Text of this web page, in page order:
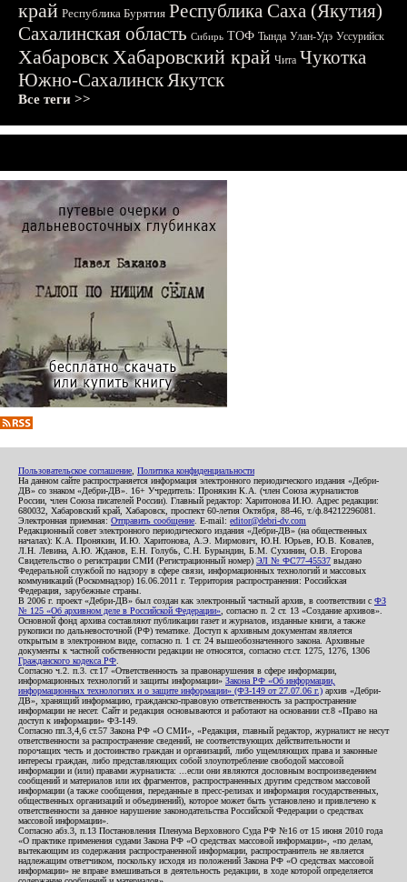
край Республика Бурятия Республика Саха (Якутия)
Сахалинская область Сибирь ТОФ Тында Улан-Удэ Уссурийск
ХабаровскХабаровский край Чита Чукотка
Южно-СахалинскЯкутск
Все теги >>
Пользовательское соглашение Политика конфиденциальности
На данном сайте распространяется информация электронного периодического издания «Дебри-
ДВ» со знаком «Дебри-ДВ». 16+ Учредитель: Пронякин К.А. (член Союза журналистов
России, член Союза писателей России). Главный редактор: Харитонова И.Ю. Адрес редакции:
680032, Хабаровский край, Хабаровск, проспект 60-летия Октября, 88-46, т./ф.84212296081.
Электронная приемная: Отправить сообщение . E-mail: editor@debri-dv.com
Редакционный совет электронного периодического издания «Дебри-ДВ» (на общественных
началах): К.А. Пронякин, И.Ю. Харитонова, А.Э. Мирмович, Ю.Н. Юрьев, Ю.В. Ковалев,
Л.Н. Левина, А.Ю. Жданов, Е.Н. Голубь, С.Н. Бурындин, Б.М. Сухинин, О.В. Егорова
Свидетельство о регистрации СМИ (Регистрационный номер) ЭЛ № ФС77-45537 выдано
Федеральной службой по надзору в сфере связи, информационных технологий и массовых
коммуникаций (Роскомнадзор) 16.06.2011 г. Территория распространения: Российская
Федерация, зарубежные страны.
В 2006 г. проект «Дебри-ДВ» был создан как электронный частный архив, в соответствии с ФЗ
№ 125 «Об архивном деле в Российской Федерации» , согласно п. 2 ст. 13 «Создание архивов».
Основной фонд архива составляют публикации газет и журналов, изданные книги, а также
рукописи по дальневосточной (РФ) тематике. Доступ к архивным документам является
открытым в электронном виде, согласно п. 1 ст. 24 вышеобозначенного закона. Архивные
документы к частной собственности редакции не относятся, согласно ст.ст. 1275, 1276, 1306
Гражданского кодекса РФ
Согласно ч.2. п.3. ст.17 «Ответственность за правонарушения в сфере информации,
информационных технологий и защиты информации» Закона РФ «Об информации,
информационных технологиях и о защите информации» (ФЗ-149 от 27.07.06 г.) архив «Дебри-
ДВ», хранящий информацию, гражданско-правовую ответственность за распространение
информации не несет. Сайт и редакция основываются и работают на основании ст.8 «Право на
доступ к информации» ФЗ-149.
Согласно пп.3,4,6 ст.57 Закона РФ «О СМИ», «Редакция, главный редактор, журналист не несут
ответственности за распространение сведений, не соответствующих действительности и
порочащих честь и достоинство граждан и организаций, либо ущемляющих права и законные
интересы граждан, либо представляющих собой злоупотребление свободой массовой
информации и (или) правами журналиста: ...если они являются дословным воспроизведением
сообщений и материалов или их фрагментов, распространенных другим средством массовой
информации (а также сообщения, переданные в пресс-релизах и информация государственных,
общественных организаций и объединений), которое может быть установлено и привлечено к
ответственности за данное нарушение законодательства Российской Федерации о средствах
массовой информации».
Согласно абз.3, п.13 Постановления Пленума Верховного Суда РФ №16 от 15 июня 2010 года
«О практике применения судами Закона РФ «О средствах массовой информации», «по делам,
вытекающим из содержания распространенной информации, распространитель не является
надлежащим ответчиком, поскольку исходя из положений Закона РФ «О средствах массовой
информации» не вправе вмешиваться в деятельность редакции, в ходе которой определяется